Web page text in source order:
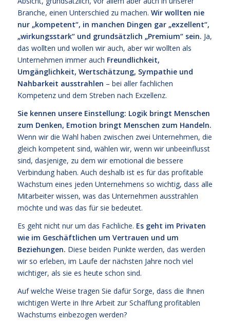
Branche, einen Unterschied zu machen. Wir wollten nie
nur „kompetent“, in manchen Dingen gar „exzellent“,
„wirkungsstark“ und grundsätzlich „Premium“ sein. Ja,
das wollten und wollen wir auch, aber wir wollten als
Unternehmen immer auch Freundlichkeit,
Umgänglichkeit, Wertschätzung, Sympathie und
Nahbarkeit ausstrahlen – bei aller fachlichen
Kompetenz und dem Streben nach Exzellenz.
Sie kennen unsere Einstellung: Logik bringt Menschen
zum Denken, Emotion bringt Menschen zum Handeln.
Wenn wir die Wahl haben zwischen zwei Unternehmen, die
gleich kompetent sind, wählen wir, wenn wir unbeeinflusst
sind, dasjenige, zu dem wir emotional die bessere
Verbindung haben. Auch deshalb ist es für das profitable
Wachstum eines jeden Unternehmens so wichtig, dass alle
Mitarbeiter wissen, was das Unternehmen ausstrahlen
möchte und was das für sie bedeutet.
Es geht nicht nur um das Fachliche. Es geht im Privaten
wie im Geschäftlichen um Vertrauen und um
Beziehungen. Diese beiden Punkte werden, das werden
wir so erleben, im Laufe der nächsten Jahre noch viel
wichtiger, als sie es heute schon sind.
Auf welche Weise tragen Sie dafür Sorge, dass die Ihnen
wichtigen Werte in Ihre Arbeit zur Schaffung profitablen
Wachstums einbezogen werden?